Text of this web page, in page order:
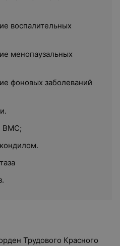
воспалительных
менопаузальных
фоновых заболеваний
ВМС;
Трудового Красного